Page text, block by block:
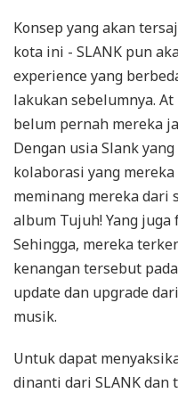
Konsep yang akan
kota ini - SLANK pun
experience yang
lakukan sebelumnya.
belum pernah mereka
Dengan usia Slank
kolaborasi yang
meminang mereka dari
album Tujuh! Yang
Sehingga, mereka
kenangan tersebut
update dan upgrade
musik.
Untuk dapat
dinanti dari SLANK dan